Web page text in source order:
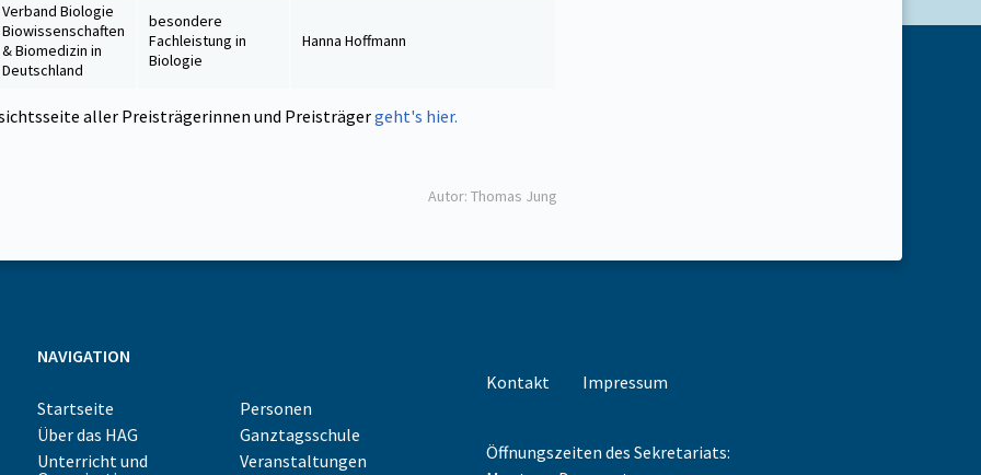
Verband Biologie
Biowissenschaften
& Biomedizin in
Deutschland
besondere
Fachleistung in
Biologie
Hanna Hoffmann
aller Preisträgerinnen und Preisträgergeht's hier.
Autor: Thomas Jung
NAVIGATION
Startseite
Über das HAG
Unterricht und
Personen
Ganztagsschule
Veranstaltungen
Kontakt Impressum
Öffnungszeiten des Sekretariats: